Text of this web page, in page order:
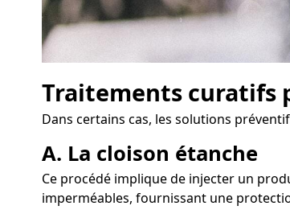
Traitements curatifs
Dans certains cas, les solutions
A. La cloison étanche
Ce procédé implique de injecter un
imperméables, fournissant une